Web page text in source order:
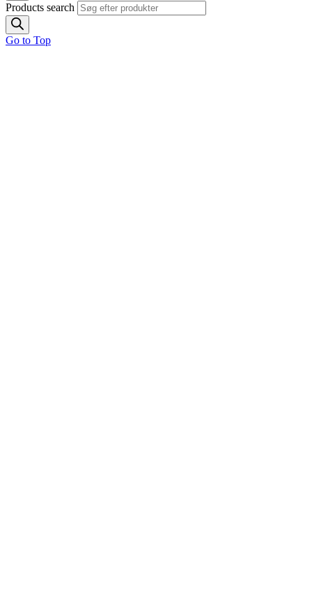
Products search
Go to Top